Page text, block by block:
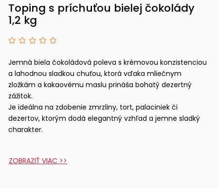
Toping s príchuťou bielej čokolády
1,2 kg
Jemná biela čokoládová poleva s krémovou konzistenciou
a lahodnou sladkou chuťou, ktorá vďaka mliečnym
zložkám a kakaovému maslu prináša bohatý dezertný
zážitok.
Je ideálna na zdobenie zmrzliny, tort, palaciniek či
dezertov, ktorým dodá elegantný vzhľad a jemne sladký
charakter.
ZOBRAZIŤ VIAC >>